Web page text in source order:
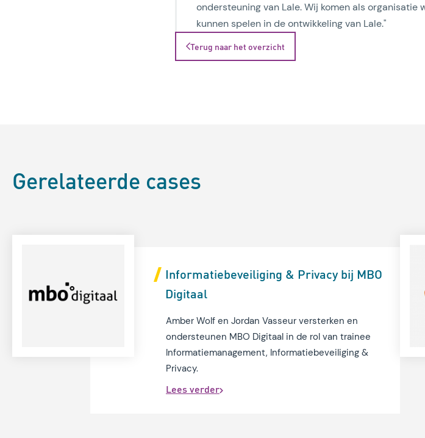
ondersteuning van Lale. Wij komen als
kunnen spelen in de ontwikkeling van Lale."
Terug naar het overzicht
Gerelateerde cases
Informatiebeveiliging & Privacy bij MBO
Digitaal
Amber Wolf en Jordan Vasseur versterken en
ondersteunen MBO Digitaal in de rol van trainee
Informatiemanagement, Informatiebeveiliging &
Privacy.
Lees verder